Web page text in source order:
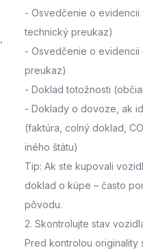
-Osvedčenie o evidencii
technický preukaz)
-Osvedčenie o evidencii
preukaz)
-Doklad totožnosti
-Doklady o dovoze, ak
(faktúra, colný doklad,
iného štátu)
Tip: Ak ste kupovali
doklad o kúpe – často
pôvodu.
2. Skontrolujte stav
Pred kontrolou originality